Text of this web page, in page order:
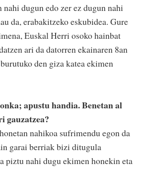
nahi dugun edo zer ez dugun nahi
da, erabakitzeko eskubidea. Gure
Euskal Herri osoko hainbat
ari da datorren ekainaren 8an
den giza katea ekimen
apustu handia. Benetan al
gauzatzea?
nahikoa sufrimendu egon da
garai berriak bizi ditugula
piztu nahi dugu ekimen honekin eta